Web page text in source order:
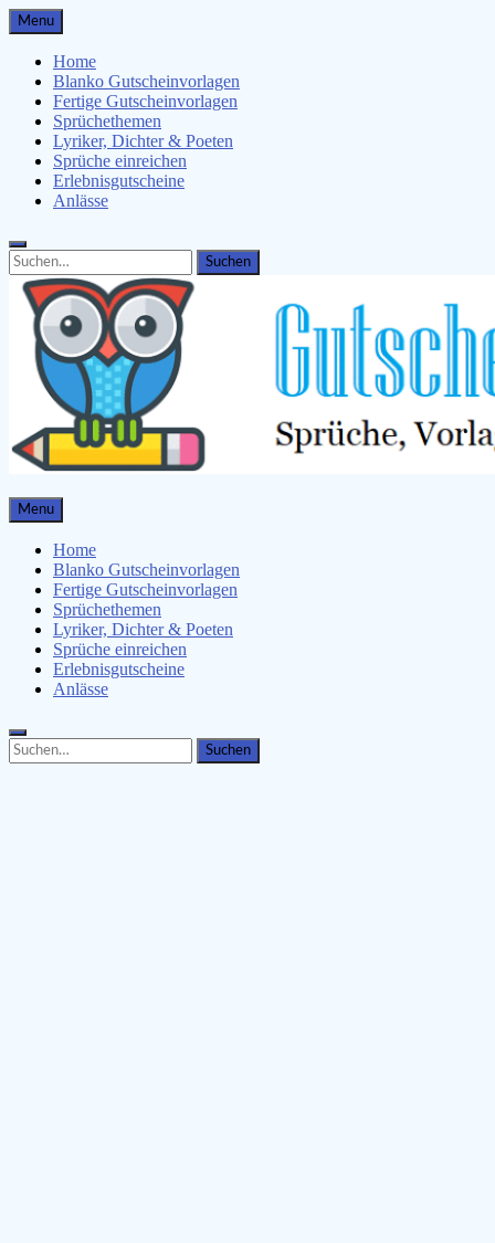
Skip
to
content
Menu
Home
Blanko Gutscheinvorlagen
Fertige Gutscheinvorlagen
Sprüchethemen
Lyriker, Dichter & Poeten
Sprüche einreichen
Erlebnisgutscheine
Anlässe
Search
for:
Search
Gutscheinspruch.de
Gutscheinsprüche & Gutscheinvorlagen finden
Menu
Home
Blanko Gutscheinvorlagen
Fertige Gutscheinvorlagen
Sprüchethemen
Lyriker, Dichter & Poeten
Sprüche einreichen
Erlebnisgutscheine
Anlässe
Search
for:
Search